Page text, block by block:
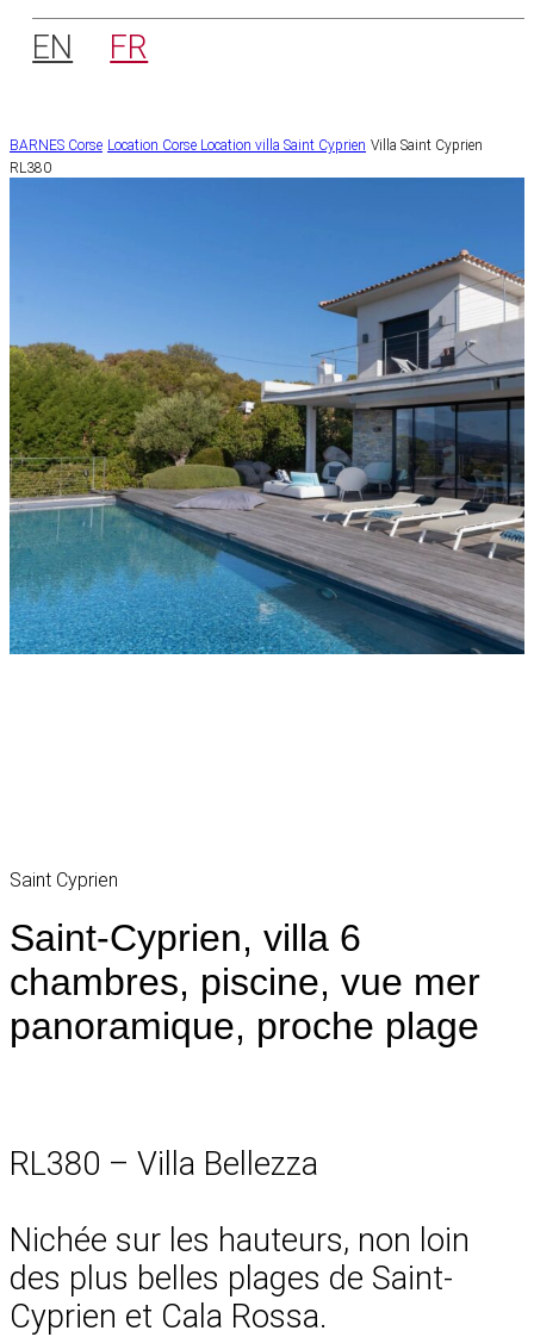
EN FR
BARNES Corse Location Corse Location villa Saint Cyprien Villa Saint Cyprien
RL380
Saint Cyprien
Saint-Cyprien, villa 6
chambres, piscine, vue mer
panoramique, proche plage
RL380 – Villa Bellezza
Nichée sur les hauteurs, non loin
des plus belles plages de Saint-
Cyprien et Cala Rossa.